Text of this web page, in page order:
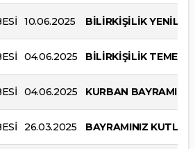
10.06.2025 BİLİRKİŞİLİK
04.06.2025 BİLİRKİŞİLİK TEMEL
04.06.2025 KURBAN
26.03.2025 BAYRAMINIZ KUTLU